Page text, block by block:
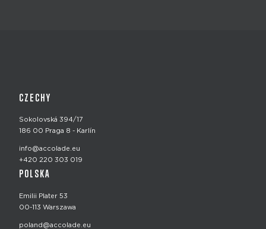
CZECHY
Sokolovská 394/17
186 00 Praga 8 - Karlín
info@accolade.eu
+420 220 303 019
POLSKA
Emilii Plater 53
00-113 Warszawa
poland@accolade.eu